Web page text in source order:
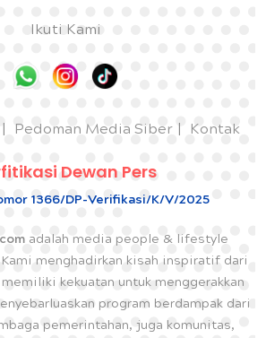
Ikuti Kami
Pedoman Media Siber Kontak
Dewan Pers
1366/DP-Verifikasi/K/V/2025
adalah media people & lifestyle
menghadirkan kisah inspiratif dari
kekuatan untuk menggerakkan
program berdampak dari
pemerintahan, juga komunitas,